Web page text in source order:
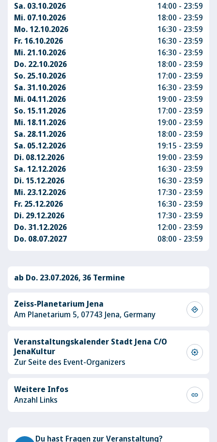
Sa. 03.10.2026
14:00 - 23:59
Mi. 07.10.2026
18:00 - 23:59
Mo. 12.10.2026
16:30 - 23:59
Fr. 16.10.2026
16:30 - 23:59
Mi. 21.10.2026
16:30 - 23:59
Do. 22.10.2026
18:00 - 23:59
So. 25.10.2026
17:00 - 23:59
Sa. 31.10.2026
16:30 - 23:59
Mi. 04.11.2026
19:00 - 23:59
So. 15.11.2026
17:00 - 23:59
Mi. 18.11.2026
19:00 - 23:59
Sa. 28.11.2026
18:00 - 23:59
Sa. 05.12.2026
19:15 - 23:59
Di. 08.12.2026
19:00 - 23:59
Sa. 12.12.2026
16:30 - 23:59
Di. 15.12.2026
16:30 - 23:59
Mi. 23.12.2026
17:30 - 23:59
Fr. 25.12.2026
16:30 - 23:59
Di. 29.12.2026
17:30 - 23:59
Do. 31.12.2026
12:00 - 23:59
Do. 08.07.2027
08:00 - 23:59
ab Do. 23.07.2026, 36 Termine
Zeiss-Planetarium Jena
Am Planetarium 5, 07743 Jena, Germany
directions
Veranstaltungskalender Stadt Jena C/O
JenaKultur
Zur Seite des Event-Organizers
award_star
Weitere Infos
Anzahl Links
link
Du hast Fragen zur Veranstaltung?